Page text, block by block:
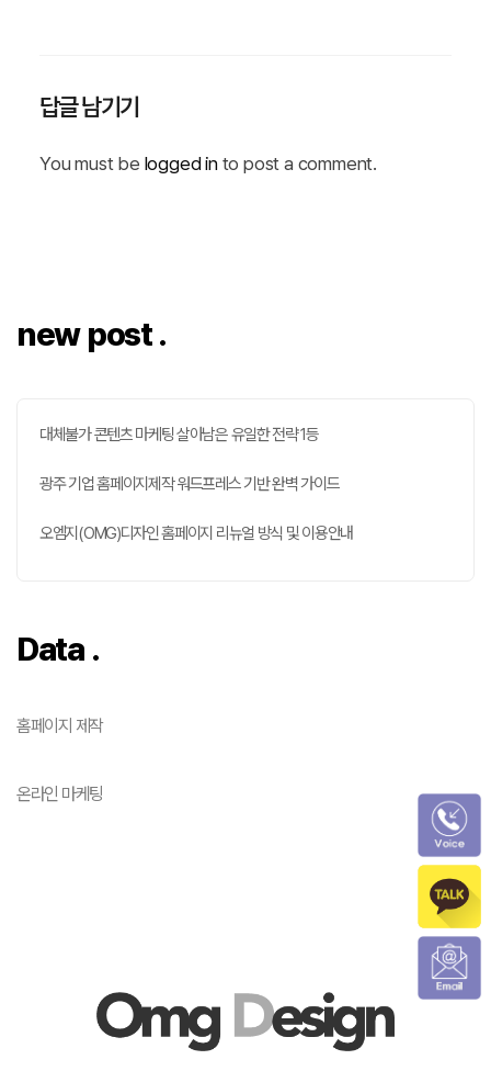
답글 남기기
You must be logged into post a comment.
new post .
대체불가 콘텐츠 마케팅 살아남은 유일한 전략 1등
광주 기업 홈페이지제작 워드프레스 기반 완벽 가이드
오엠지(OMG)디자인 홈페이지 리뉴얼 방식 및 이용안내
Data .
홈페이지 제작
온라인 마케팅